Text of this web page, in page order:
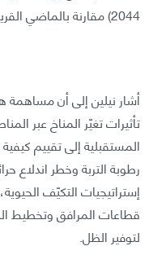
2044) مقارنة بالماضي القريب (من عام 1990 إلى 2014).
أشار نيلين إلى أن
تأثيرات تغيّر المناخ عبر
المستقبلية إلى تقييم
رطوبة التربة وخطر اندلاع
إستراتيجيات التكيّف
قطاعات المرافق وتخطيط
لتوفير الظل.